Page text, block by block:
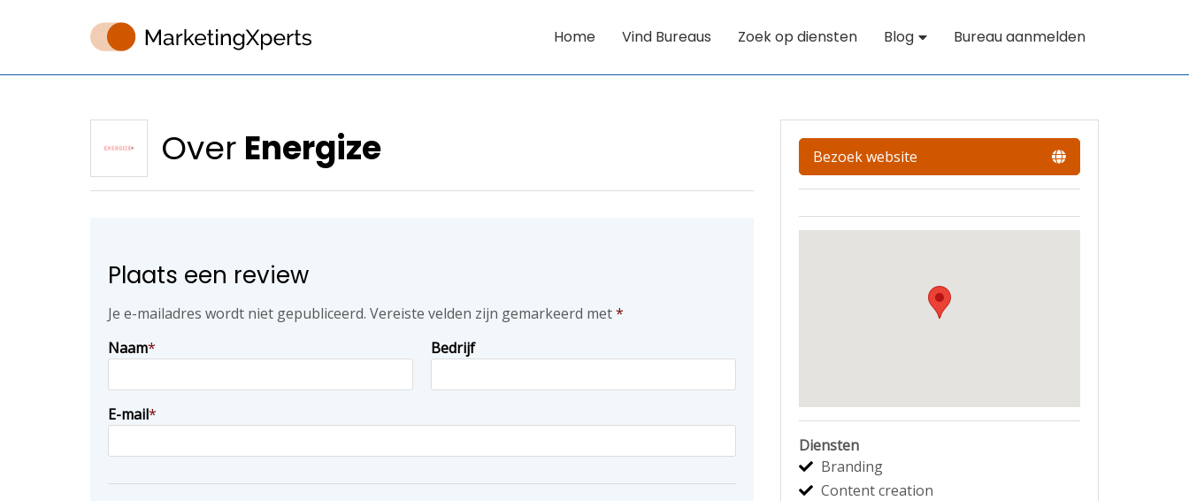
Home Vind Bureaus Zoek op diensten Blog Bureau aanmelden
Over Energize
Plaats een review
Je e-mailadres wordt niet gepubliceerd. Vereiste velden zijn gemarkeerd met*
Naam* Bedrijf
E-mail*
Bezoek website
Diensten
Branding
Content creation